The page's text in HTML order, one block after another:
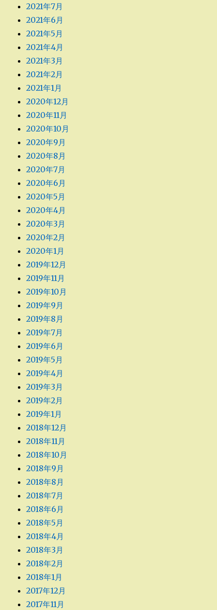
2021年7月
2021年6月
2021年5月
2021年4月
2021年3月
2021年2月
2021年1月
2020年12月
2020年11月
2020年10月
2020年9月
2020年8月
2020年7月
2020年6月
2020年5月
2020年4月
2020年3月
2020年2月
2020年1月
2019年12月
2019年11月
2019年10月
2019年9月
2019年8月
2019年7月
2019年6月
2019年5月
2019年4月
2019年3月
2019年2月
2019年1月
2018年12月
2018年11月
2018年10月
2018年9月
2018年8月
2018年7月
2018年6月
2018年5月
2018年4月
2018年3月
2018年2月
2018年1月
2017年12月
2017年11月